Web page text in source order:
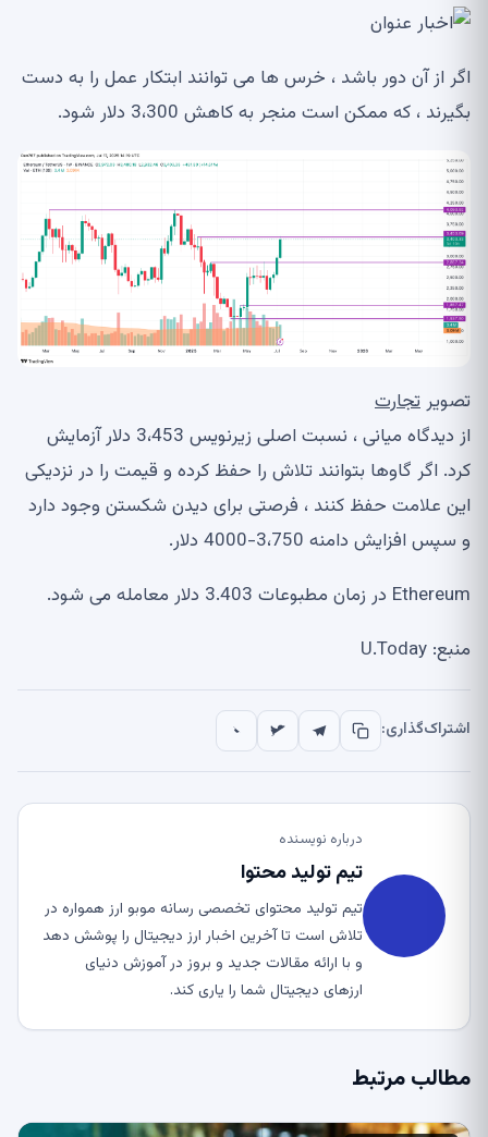
اگر از آن دور باشد ، خرس ها می توانند ابتکار عمل را به دست
بگیرند ، که ممکن است منجر به کاهش 3،300 دلار شود.
تصویر تجارت
از دیدگاه میانی ، نسبت اصلی زیرنویس 3،453 دلار آزمایش
کرد. اگر گاوها بتوانند تلاش را حفظ کرده و قیمت را در نزدیکی
این علامت حفظ کنند ، فرصتی برای دیدن شکستن وجود دارد
و سپس افزایش دامنه 3،750-4000 دلار.
Ethereum در زمان مطبوعات 3.403 دلار معامله می شود.
منبع: U.Today
اشتراک‌گذاری:
درباره نویسنده
تیم تولید محتوا
تیم تولید محتوای تخصصی رسانه موبو ارز همواره در
تلاش است تا آخرین اخبار ارز دیجیتال را پوشش دهد
و با ارائه مقالات جدید و بروز در آموزش دنیای
ارزهای دیجیتال شما را یاری کند.
مطالب مرتبط